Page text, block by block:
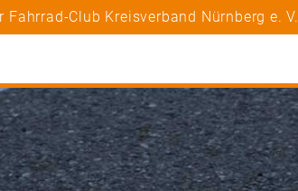
Fahrrad-Club Kreisverband Nürnberg e. V.